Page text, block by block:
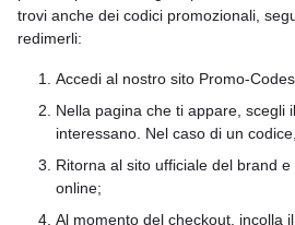
trovi anche dei codici promozionali,
redimerli:
Accedi al nostro sito Promo-
Nella pagina che ti appare, scegli
interessano. Nel caso di un
Ritorna al sito ufficiale del brand
online;
Al momento del checkout, incolla